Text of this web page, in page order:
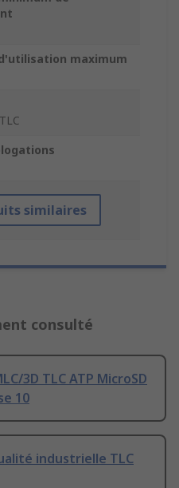
maximum
similaires
consulté
3D TLC ATP MicroSD
10
industrielle TLC